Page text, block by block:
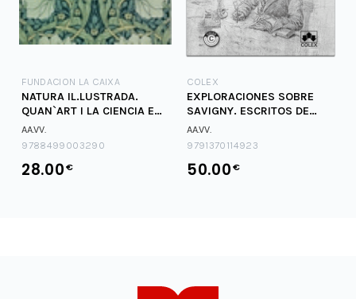
FUNDACION LA CAIXA
NATURA IL.LUSTRADA.
QUAN`ART I LA CIENCIA ES
TROBEN
AA.VV.
9788499003290
28.00€
COLEX
EXPLORACIONES SOBRE
SAVIGNY. ESCRITOS DE
JOACHIM RUCKERT
AA.VV.
9791370114923
50.00€